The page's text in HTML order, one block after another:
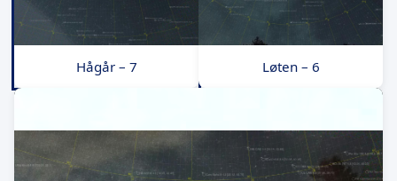
Hågår – 7 Løten – 6